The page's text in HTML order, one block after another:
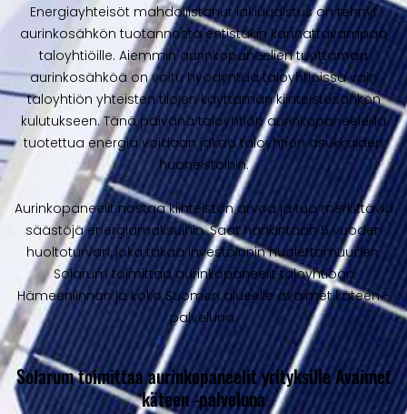
Energiayhteisöt mahdollistanut lakiuudistus on tehnyt
aurinkosähkön tuotannosta entistäkin kannattavampaa
taloyhtiöille. Aiemmin aurinkopaneelien tuottamaa
aurinkosähköä on voitu hyödyntää taloyhtiöissä vain
taloyhtiön yhteisten tilojen käyttämän kiinteistösähkön
kulutukseen. Tänä päivänä taloyhtiön aurinkopaneeleilla
tuotettua energia voidaan jakaa taloyhtiön asukkaiden
huoneistoihin.
Aurinkopaneelit nostaa kiinteistön arvoa ja tuo merkittäviä
säästöjä energiamaksuihin. Saat hankintaan 5 vuoden
huoltoturvan, joka takaa investoinnin huolettomuuden.
Solarum toimittaa aurinkopaneelit taloyhtiöön
Hämeenlinnan ja koko Suomen alueelle avaimet käteen -
palveluna.
Solarum toimittaa aurinkopaneelit yrityksille Avaimet
käteen -palveluna